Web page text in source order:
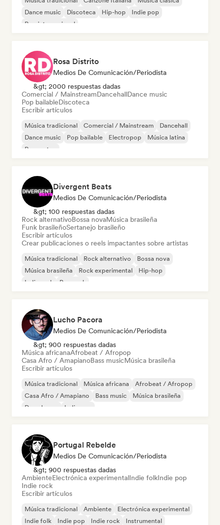
Dance music
Discoteca Hip-hop
Indie pop
Pop internacional
Rosa Distrito
Medios De Comunicación/Periodista
&gt; 2000 respuestas dadas
Comercial / MainstreamDancehallDance music
Pop bailableDiscoteca
Escribir artículos
Música tradicional Comercial / Mainstream
Dancehall
Dance music
Pop bailable Electropop
Música latina
Reggaeton
Divergent Beats
Medios De Comunicación/Periodista
&gt; 100 respuestas dadas
Rock alternativoBossa novaMúsica brasileña
Funk brasileñoSertanejo brasileño
Escribir artículos
Crear publicaciones o reels impactantes sobre artistas
Música tradicional Rock alternativo
Bossa nova
Música brasileña
Rock experimental
Hip-hop
Indie rock
Pop rock
Lucho Pacora
Medios De Comunicación/Periodista
&gt; 900 respuestas dadas
Música africanaAfrobeat / Afropop
Casa Afro / AmapianoBass musicMúsica brasileña
Escribir artículos
Música tradicional Música africana
Afrobeat / Afropop
Casa Afro / Amapiano
Bass music
Música brasileña
Deep house
Indie pop
Portugal Rebelde
Medios De Comunicación/Periodista
&gt; 900 respuestas dadas
AmbienteElectrónica experimentalIndie folkIndie pop
Indie rock
Escribir artículos
Música tradicional Ambiente
Electrónica experimental
Indie folk
Indie pop Indie rock
Instrumental